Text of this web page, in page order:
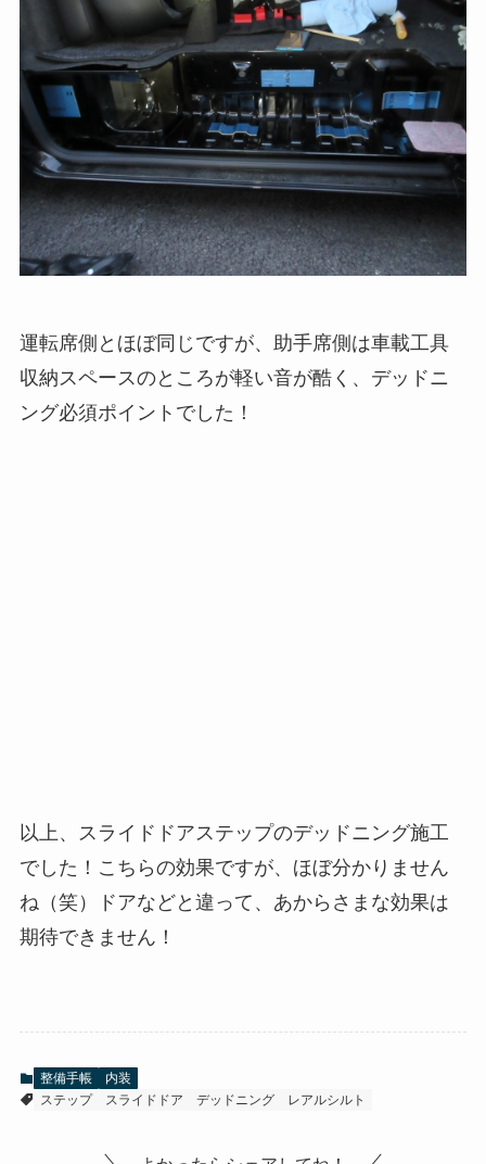
運転席側とほぼ同じですが、助手席側は車載工具
収納スペースのところが軽い音が酷く、デッドニ
ング必須ポイントでした！
以上、スライドドアステップのデッドニング施工
でした！こちらの効果ですが、ほぼ分かりません
ね（笑）ドアなどと違って、あからさまな効果は
期待できません！
整備手帳
内装
ステップ
スライドドア デッドニング レアルシルト